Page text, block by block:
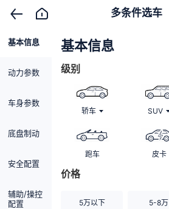
多条件选车
基本信息
动力参数
车身参数
底盘制动
安全配置
辅助/操控
配置
基本信息
级别
轿车 SUV
跑车 皮卡
价格
5万以下 5-8万